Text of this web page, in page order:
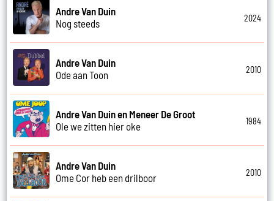
Andre Van Duin
Nog steeds
2024
Andre Van Duin
Ode aan Toon
2010
Andre Van Duin en Meneer De Groot
Ole we zitten hier oke
1984
Andre Van Duin
Ome Cor heb een drilboor
2010